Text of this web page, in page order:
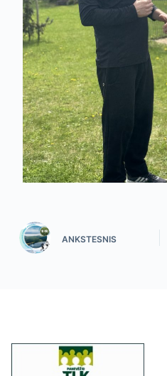
ANKSTESNIS